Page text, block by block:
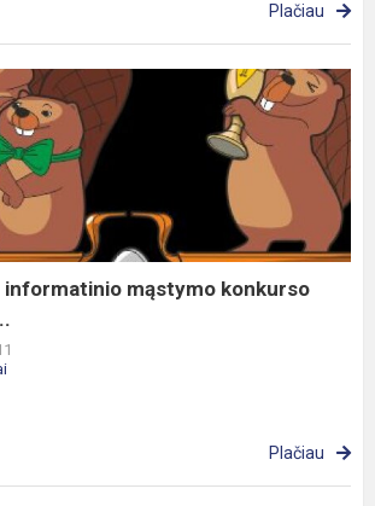
Plačiau
mąstymo konkurso
Plačiau